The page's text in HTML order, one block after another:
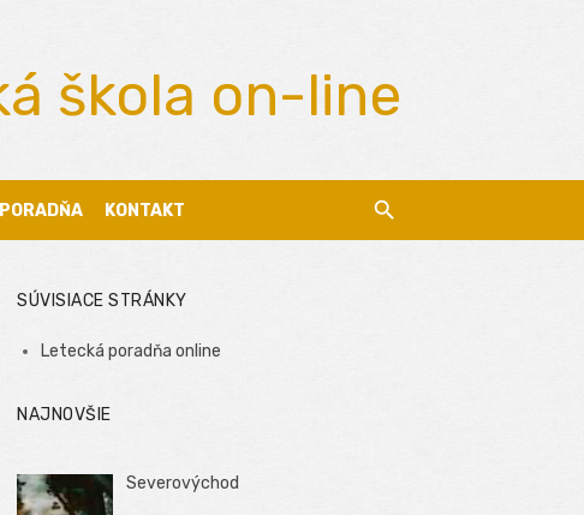
škola on-line
PORADŇA KONTAKT
SÚVISIACE STRÁNKY
Letecká poradňa online
NAJNOVŠIE
Severovýchod